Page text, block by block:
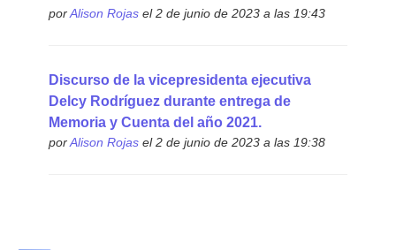
porAlison Rojasel 2 de junio de 2023 a las 19:43
Discurso de la vicepresidenta ejecutiva
Delcy Rodríguez durante entrega de
Memoria y Cuenta del año 2021.
porAlison Rojasel 2 de junio de 2023 a las 19:38